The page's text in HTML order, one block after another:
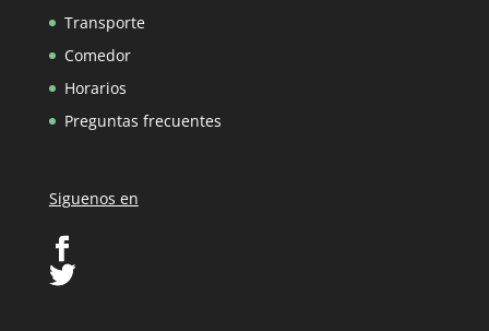
Transporte
Comedor
Horarios
Preguntas frecuentes
Siguenos en